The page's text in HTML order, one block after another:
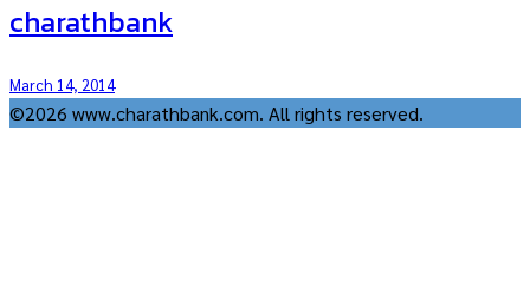
charathbank
March 14, 2014
©2026 www.charathbank.com. All rights reserved.